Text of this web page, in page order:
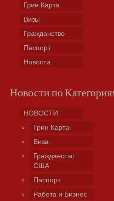
Грин Карта
Визы
Гражданство
Паспорт
Новости
Новости по
НОВОСТИ
Грин Карта
Виза
Гражданство
США
Паспорт
Работа и Бизнес